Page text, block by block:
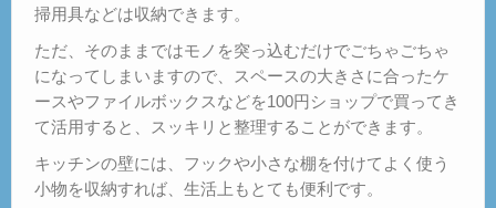
掃用具などは収納できます。
ただ、そのままではモノを突っ込むだけでごちゃごちゃ
になってしまいますので、スペースの大きさに合ったケ
ースやファイルボックスなどを100円ショップで買ってき
て活用すると、スッキリと整理することができます。
キッチンの壁には、フックや小さな棚を付けてよく使う
小物を収納すれば、生活上もとても便利です。